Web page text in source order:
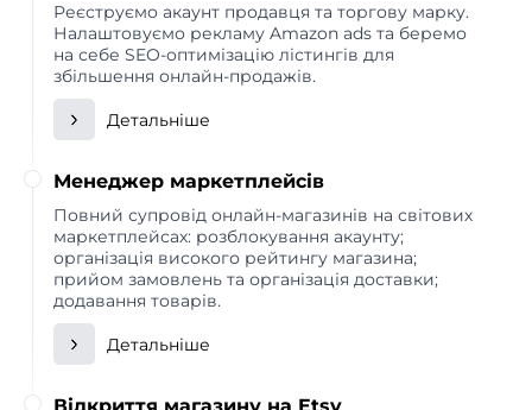
Реєструємо акаунт продавця та торгову марку.
Налаштовуємо рекламу Amazon ads та беремо
на себе SEO-оптимізацію лістингів для
збільшення онлайн-продажів.
Детальніше
Менеджер маркетплейсів
Повний супровід онлайн-магазинів на світових
маркетплейсах: розблокування акаунту;
організація високого рейтингу магазина;
прийом замовлень та організація доставки;
додавання товарів.
Детальніше